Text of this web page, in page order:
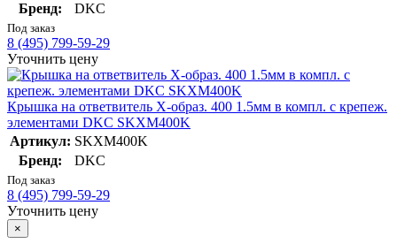
Бренд:
DKC
Под заказ
8 (495) 799-59-29
Уточнить цену
Крышка на ответвитель X-образ. 400 1.5мм в компл. с крепеж.
элементами DKC SKXM400K
Артикул: SKXM400K
Бренд:
DKC
Под заказ
8 (495) 799-59-29
Уточнить цену
×